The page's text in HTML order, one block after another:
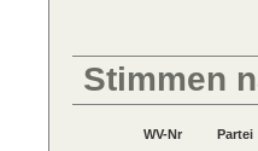
Stimmen
WV-Nr
Partei